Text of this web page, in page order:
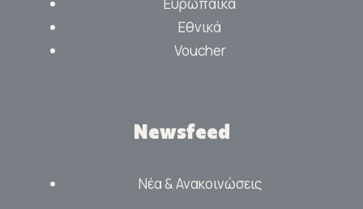
Εθνικά
Voucher
Newsfeed
Νέα & Ανακοινώσεις